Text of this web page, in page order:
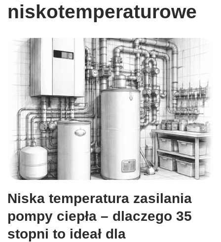
niskotemperaturowe
Niska temperatura zasilania
pompy ciepła – dlaczego 35
stopni to ideał dla